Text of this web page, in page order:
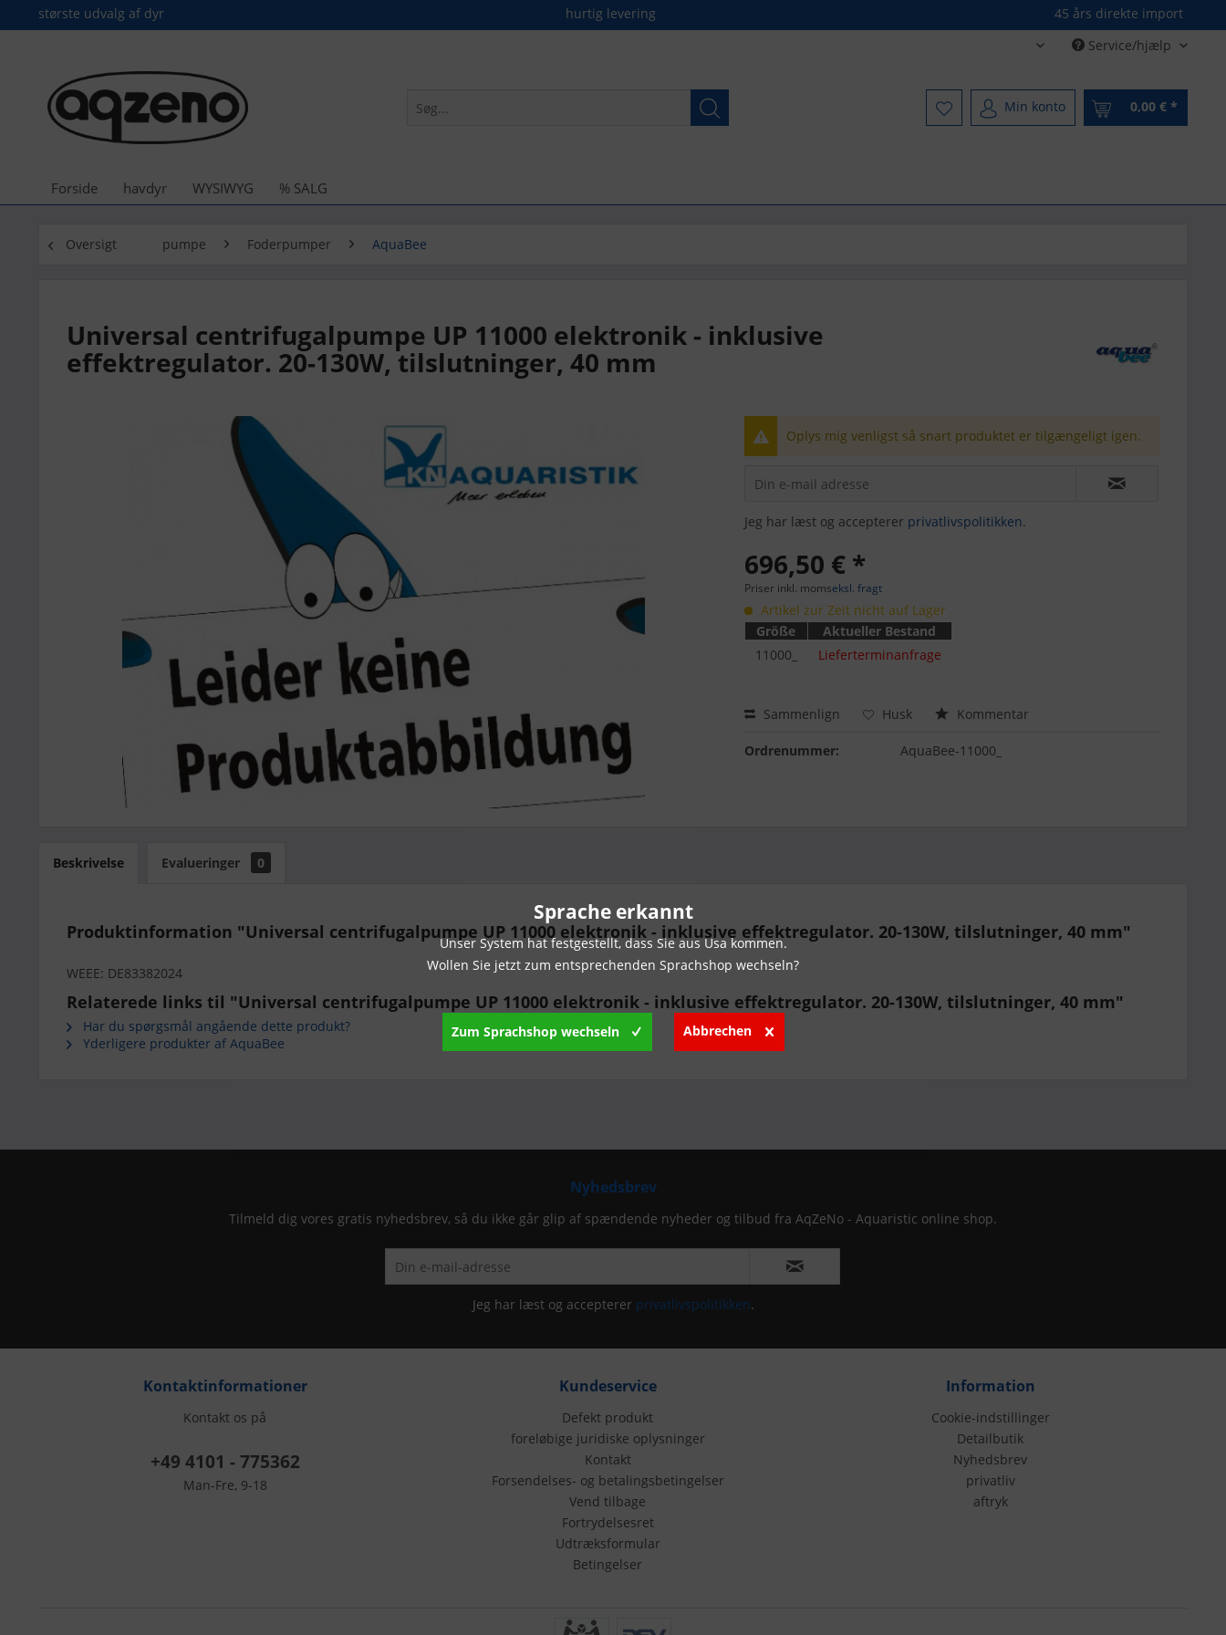
største udvalg af dyr hurtig levering 45 års direkte import
Dänisch - DanishService/hjælp
Min konto 0,00 € *
Forside havdyr WYSIWYG % SALG
Oversigt pumpe Foderpumper AquaBee
Universal centrifugalpumpe UP 11000 elektronik - inklusive
effektregulator. 20-130W, tilslutninger, 40 mm
Oplys mig venligst så snart produktet er tilgængeligt igen.
Jeg har læst og accepterer privatlivspolitikken.
696,50 € *
Priser inkl. momseksl. fragt
Artikel zur Zeit nicht auf Lager
Größe
Aktueller Bestand
11000_
Lieferterminanfrage
Sammenlign Husk Kommentar
Ordrenummer: AquaBee-11000_
Beskrivelse Evalueringer 0
Produktinformation "Universal centrifugalpumpe UP 11000 elektronik - inklusive effektregulator. 20-130W, tilslutninger, 40 mm"
WEEE: DE83382024
Relaterede links til "Universal centrifugalpumpe UP 11000 elektronik - inklusive effektregulator. 20-130W, tilslutninger, 40 mm"
Har du spørgsmål angående dette produkt?
Yderligere produkter af AquaBee
Kontaktinformationer
Kontakt os på
+49 4101 - 775362
Man-Fre, 9-18
Kundeservice
Defekt produkt
foreløbige juridiske oplysninger
Kontakt
Forsendelses- og betalingsbetingelser
Vend tilbage
Fortrydelsesret
Udtræksformular
Betingelser
Information
Cookie-indstillinger
Detailbutik
Nyhedsbrev
privatliv
aftryk
Nyhedsbrev
Tilmeld dig vores gratis nyhedsbrev, så du ikke går glip af spændende nyheder og tilbud fra AqZeNo - Aquaristic online shop.
Jeg har læst og accepterer privatlivspolitikken.
Sprache erkannt
Unser System hat festgestellt, dass Sie aus Usa kommen.
Wollen Sie jetzt zum entsprechenden Sprachshop wechseln?
Zum Sprachshop wechseln Abbrechen